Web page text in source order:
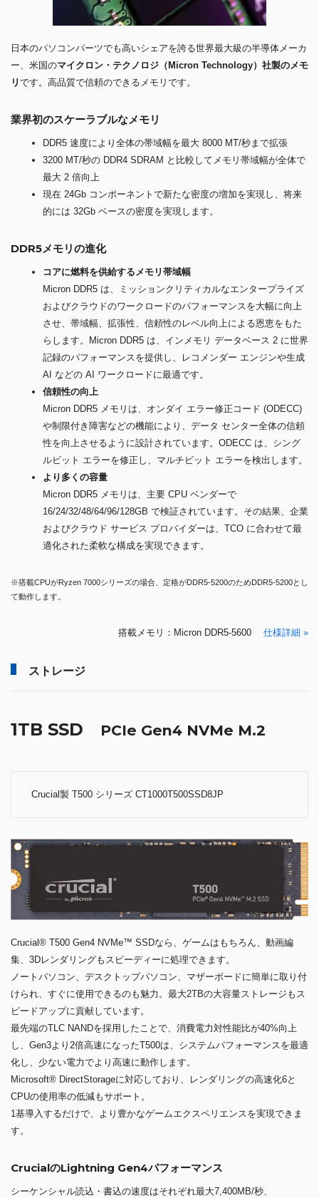
日本のパソコンパーツでも高いシェアを誇る世界最大級の半導体メーカ
ー、米国のマイクロン・テクノロジ（Micron Technology）社製のメモ
リです。高品質で信頼のできるメモリです。
業界初のスケーラブルなメモリ
DDR5 速度により全体の帯域幅を最大 8000 MT/秒まで拡張
3200 MT/秒の DDR4 SDRAM と比較してメモリ帯域幅が全体で
最大 2 倍向上
現在 24Gb コンポーネントで新たな密度の増加を実現し、将来
的には 32Gb ベースの密度を実現します。
DDR5メモリの進化
コアに燃料を供給するメモリ帯域幅
Micron DDR5 は、ミッションクリティカルなエンタープライズ
およびクラウドのワークロードのパフォーマンスを大幅に向上
させ、帯域幅、拡張性、信頼性のレベル向上による恩恵をもた
らします。Micron DDR5 は、インメモリ データベース 2 に世界
記録のパフォーマンスを提供し、レコメンダー エンジンや生成
AI などの AI ワークロードに最適です。
信頼性の向上
Micron DDR5 メモリは、オンダイ エラー修正コード (ODECC)
や制限付き障害などの機能により、データ センター全体の信頼
性を向上させるように設計されています。ODECC は、シング
ルビット エラーを修正し、マルチビット エラーを検出します。
より多くの容量
Micron DDR5 メモリは、主要 CPU ベンダーで
16/24/32/48/64/96/128GB で検証されています。その結果、企業
およびクラウド サービス プロバイダーは、TCO に合わせて最
適化された柔軟な構成を実現できます。
※搭載CPUがRyzen 7000シリーズの場合、定格がDDR5-5200のためDDR5-5200とし
て動作します。
搭載メモリ：Micron DDR5-5600 仕様詳細 »
ストレージ
1TB SSD PCIe Gen4 NVMe M.2
Crucial製 T500 シリーズ CT1000T500SSD8JP
Crucial® T500 Gen4 NVMe™ SSDなら、ゲームはもちろん、動画編
集、3Dレンダリングもスピーディーに処理できます。
ノートパソコン、デスクトップパソコン、マザーボードに簡単に取り付
けられ、すぐに使用できるのも魅力。最大2TBの大容量ストレージもス
ピードアップに貢献しています。
最先端のTLC NANDを採用したことで、消費電力対性能比が40%向上
し、Gen3より2倍高速になったT500は、システムパフォーマンスを最適
化し、少ない電力でより高速に動作します。
Microsoft® DirectStorageに対応しており、レンダリングの高速化6と
CPUの使用率の低減もサポート。
1基導入するだけで、より豊かなゲームエクスペリエンスを実現できま
す。
CrucialのLightning Gen4パフォーマンス
シーケンシャル読込・書込の速度はそれぞれ最大7,400MB/秒、